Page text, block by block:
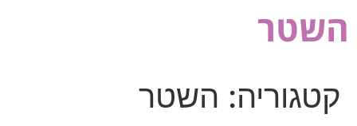
השטר
קטגוריה: השטר